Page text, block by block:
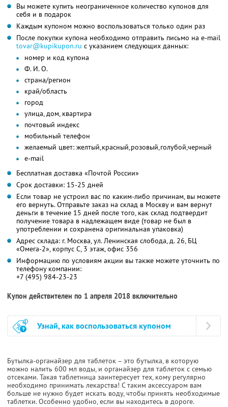
Вы можете купить неограниченное количество купонов для
себя и в подарок
Каждым купоном можно воспользоваться только один раз
После покупки купона необходимо отправить письмо на e-mail
tovar@kupikupon.ru с указанием следующих данных:
номер и код купона
Ф. И. О.
страна/регион
край/область
город
улица, дом, квартира
почтовый индекс
мобильный телефон
желаемый цвет: желтый,красный,розовый,голубой,черный
e-mail
Бесплатная доставка «Почтой России»
Срок доставки: 15-25 дней
Если товар не устроил вас по каким-либо причинам, вы можете
его вернуть. Отправьте заказ на склад в Москву и вам вернут
деньги в течение 15 дней после того, как склад подтвердит
получение товара в надлежащем виде (товар не был в
употреблении и сохранена оригинальная упаковка)
Адрес склада: г. Москва, ул. Ленинская слобода, д. 26, БЦ
«Омега-2», корпус С, 3 этаж, офис 356
Информацию по условиям акции вы также можете уточнить по
телефону компании:
+7 (495) 984-23-23
Купон действителен по 1 апреля 2018 включительно
Узнай, как воспользоваться купоном
Бутылка-органайзер для таблеток – это бутылка, в которую
можно налить 600 мл воды, и органайзер для таблеток с семью
отсеками. Такая таблетница заинтересует тех, кому регулярно
необходимо принимать лекарства! С таким аксессуаром вам
больше не нужно будет искать воду, чтобы принять необходимые
таблетки. Особенно удобно, если вы находитесь в дороге.